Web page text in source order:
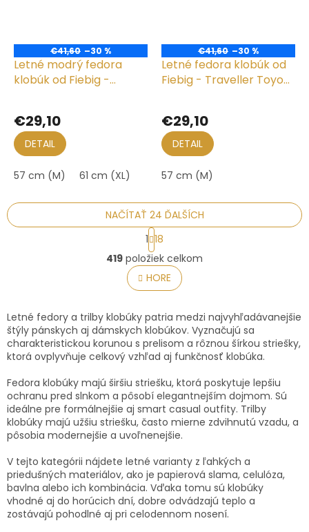
€41,60 –30 %
Letné modrý fedora
klobúk od Fiebig -
hodnotenie
produktu
je
5,0
5
€29,10
DETAIL
57 cm (M) 61 cm (XL)
€41,60 –30 %
Letné fedora klobúk od
Fiebig - Traveller Toyo
€29,10
DETAIL
57 cm (M)
O
v
l
á
a
c
i
e
r
v
k
y
v
p
i
s
u
NAČÍTAŤ 24 ĎALŠÍCH
S
t
r
á
n
k
v
a
n
i
e
1 18
419 položiek celkom
HORE
Letné fedory a trilby klobúky patria medzi najvyhľadávanejšie
štýly pánskych aj dámskych klobúkov. Vyznačujú sa
charakteristickou korunou s prelisom a rôznou šírkou striešky,
ktorá ovplyvňuje celkový vzhľad aj funkčnosť klobúka.
Fedora klobúky majú širšiu striešku, ktorá poskytuje lepšiu
ochranu pred slnkom a pôsobí elegantnejším dojmom. Sú
ideálne pre formálnejšie aj smart casual outfity. Trilby
klobúky majú užšiu striešku, často mierne zdvihnutú vzadu, a
pôsobia modernejšie a uvoľnenejšie.
V tejto kategórii nájdete letné varianty z ľahkých a
priedušných materiálov, ako je papierová slama, celulóza,
bavlna alebo ich kombinácia. Vďaka tomu sú klobúky
vhodné aj do horúcich dní, dobre odvádzajú teplo a
zostávajú pohodlné aj pri celodennom nosení.